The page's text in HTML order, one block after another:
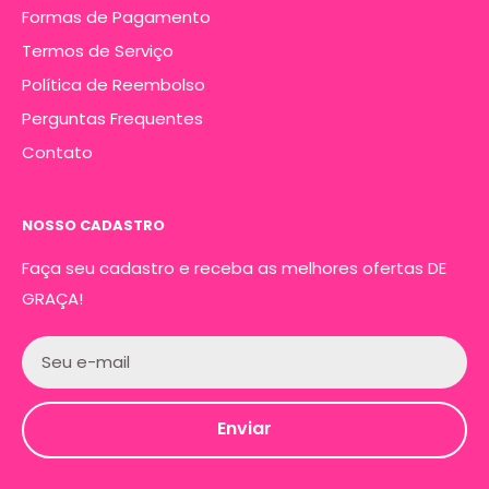
Formas de Pagamento
Termos de Serviço
Política de Reembolso
Perguntas Frequentes
Contato
NOSSO CADASTRO
Faça seu cadastro e receba as melhores ofertas DE
GRAÇA!
Seu e-mail
Enviar